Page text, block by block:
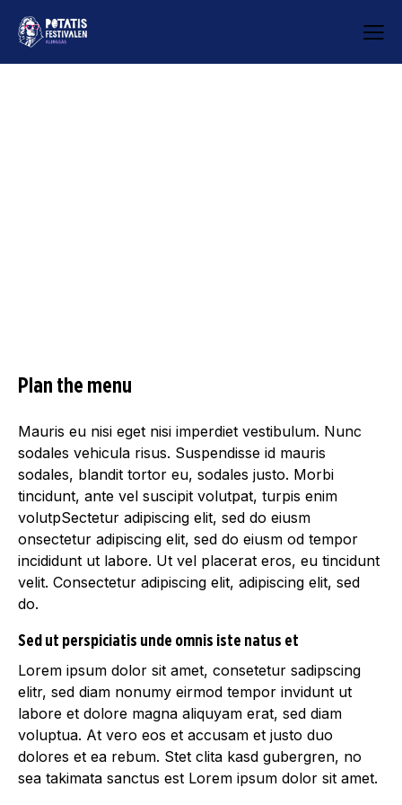
Plan the menu
Mauris eu nisi eget nisi imperdiet vestibulum. Nunc
sodales vehicula risus. Suspendisse id mauris
sodales, blandit tortor eu, sodales justo. Morbi
tincidunt, ante vel suscipit volutpat, turpis enim
volutpSectetur adipiscing elit, sed do eiusm
onsectetur adipiscing elit, sed do eiusm od tempor
incididunt ut labore. Ut vel placerat eros, eu tincidunt
velit. Consectetur adipiscing elit, adipiscing elit, sed
do.
Sed ut perspiciatis unde omnis iste natus et
Lorem ipsum dolor sit amet, consetetur sadipscing
elitr, sed diam nonumy eirmod tempor invidunt ut
labore et dolore magna aliquyam erat, sed diam
voluptua. At vero eos et accusam et justo duo
dolores et ea rebum. Stet clita kasd gubergren, no
sea takimata sanctus est Lorem ipsum dolor sit amet.